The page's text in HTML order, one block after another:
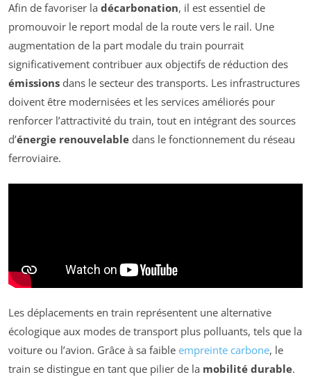
Afin de favoriser la décarbonation, il est essentiel de
promouvoir le report modal de la route vers le rail. Une
augmentation de la part modale du train pourrait
significativement contribuer aux objectifs de réduction des
émissions dans le secteur des transports. Les infrastructures
doivent être modernisées et les services améliorés pour
renforcer l’attractivité du train, tout en intégrant des sources
d’énergie renouvelable dans le fonctionnement du réseau
ferroviaire.
Les déplacements en train représentent une alternative
écologique aux modes de transport plus polluants, tels que la
voiture ou l’avion. Grâce à sa faible empreinte carbone, le
train se distingue en tant que pilier de la mobilité durable.